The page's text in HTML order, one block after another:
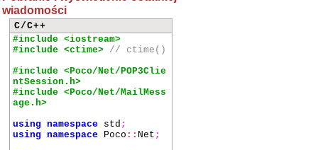
wiadomości
C/C++
#include <iostream>
#include <ctime> // ctime()
#include <Poco/Net/POP3Clie
ntSession.h>
#include <Poco/Net/MailMess
age.h>
using namespace std ;
using namespace Poco :: Net ;